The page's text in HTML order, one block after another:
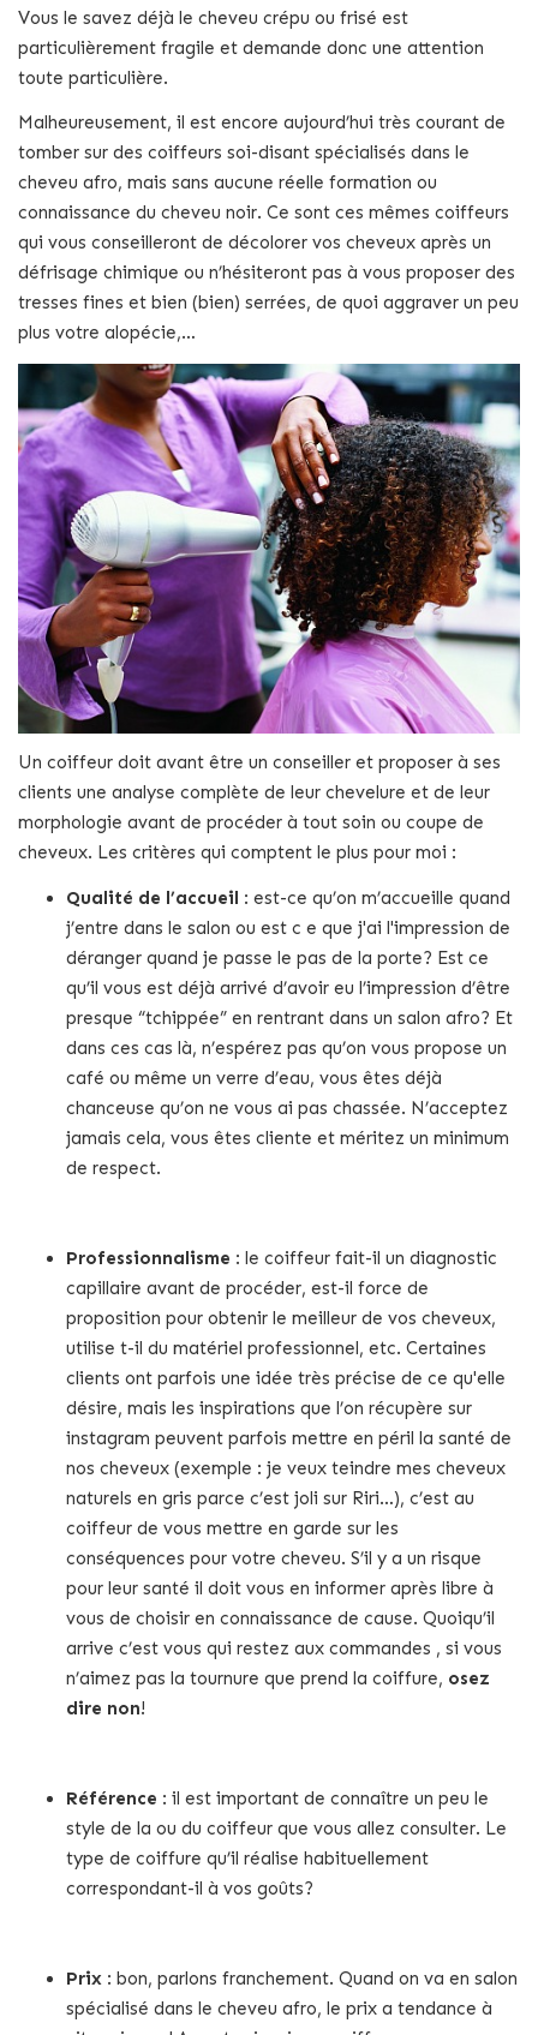
Vous le savez déjà le cheveu crépu ou frisé est
particulièrement fragile et demande donc une attention
toute particulière.
Malheureusement, il est encore aujourd’hui très courant de
tomber sur des coiffeurs soi-disant spécialisés dans le
cheveu afro, mais sans aucune réelle formation ou
connaissance du cheveu noir. Ce sont ces mêmes coiffeurs
qui vous conseilleront de décolorer vos cheveux après un
défrisage chimique ou n’hésiteront pas à vous proposer des
tresses fines et bien (bien) serrées, de quoi aggraver un peu
plus votre alopécie,…
Un coiffeur doit avant être un conseiller et proposer à ses
clients une analyse complète de leur chevelure et de leur
morphologie avant de procéder à tout soin ou coupe de
cheveux. Les critères qui comptent le plus pour moi :
Qualité de l’accueil : est-ce qu’on m’accueille quand
j’entre dans le salon ou est c e que j'ai l'impression de
déranger quand je passe le pas de la porte? Est ce
qu’il vous est déjà arrivé d’avoir eu l’impression d’être
presque “tchippée” en rentrant dans un salon afro? Et
dans ces cas là, n’espérez pas qu’on vous propose un
café ou même un verre d’eau, vous êtes déjà
chanceuse qu’on ne vous ai pas chassée. N’acceptez
jamais cela, vous êtes cliente et méritez un minimum
de respect.
Professionnalisme : le coiffeur fait-il un diagnostic
capillaire avant de procéder, est-il force de
proposition pour obtenir le meilleur de vos cheveux,
utilise t-il du matériel professionnel, etc. Certaines
clients ont parfois une idée très précise de ce qu'elle
désire, mais les inspirations que l’on récupère sur
instagram peuvent parfois mettre en péril la santé de
nos cheveux (exemple : je veux teindre mes cheveux
naturels en gris parce c’est joli sur Riri…), c’est au
coiffeur de vous mettre en garde sur les
conséquences pour votre cheveu. S’il y a un risque
pour leur santé il doit vous en informer après libre à
vous de choisir en connaissance de cause. Quoiqu’il
arrive c’est vous qui restez aux commandes , si vous
n’aimez pas la tournure que prend la coiffure, osez
dire non!
Référence : il est important de connaître un peu le
style de la ou du coiffeur que vous allez consulter. Le
type de coiffure qu’il réalise habituellement
correspondant-il à vos goûts?
Prix : bon, parlons franchement. Quand on va en salon
spécialisé dans le cheveu afro, le prix a tendance à